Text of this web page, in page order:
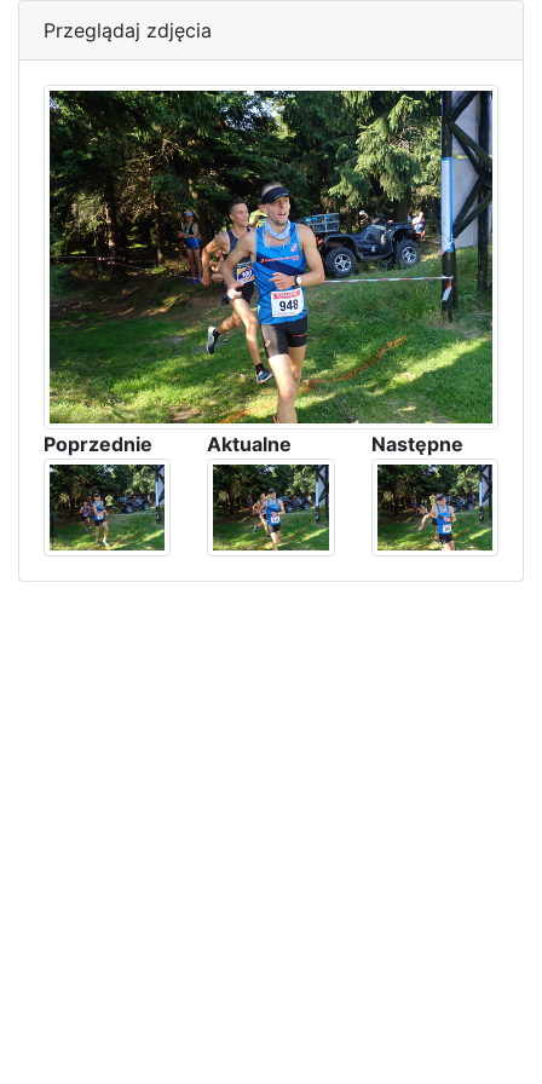
Przeglądaj zdjęcia
Poprzednie Aktualne Następne